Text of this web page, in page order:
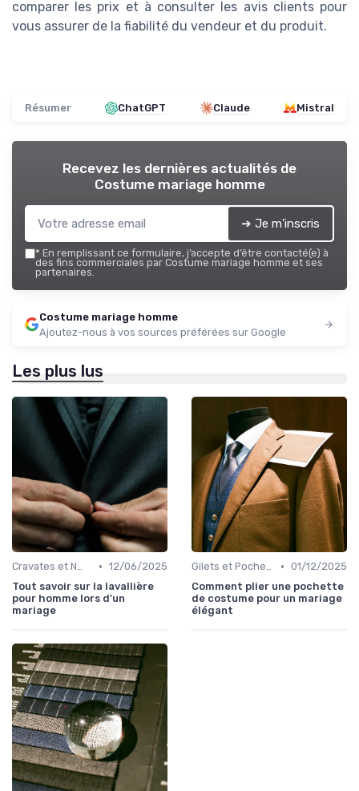
comparer les prix et à consulter les avis clients pour
vous assurer de la fiabilité du vendeur et du produit.
Résumer ChatGPT Claude Mistral
Recevez les dernières actualités de
Costume mariage homme
➔ Je m'inscris
* En remplissant ce formulaire, j’accepte d’être contacté(e) à
des fins commerciales par Costume mariage homme et ses
partenaires.
Costume mariage homme
Ajoutez-nous à vos sources préférées sur Google
Les plus lus
Cravates et Nœuds Papillon • 12/06/2025
Tout savoir sur la lavallière
pour homme lors d'un
mariage
Gilets et Pochettes • 01/12/2025
Comment plier une pochette
de costume pour un mariage
élégant